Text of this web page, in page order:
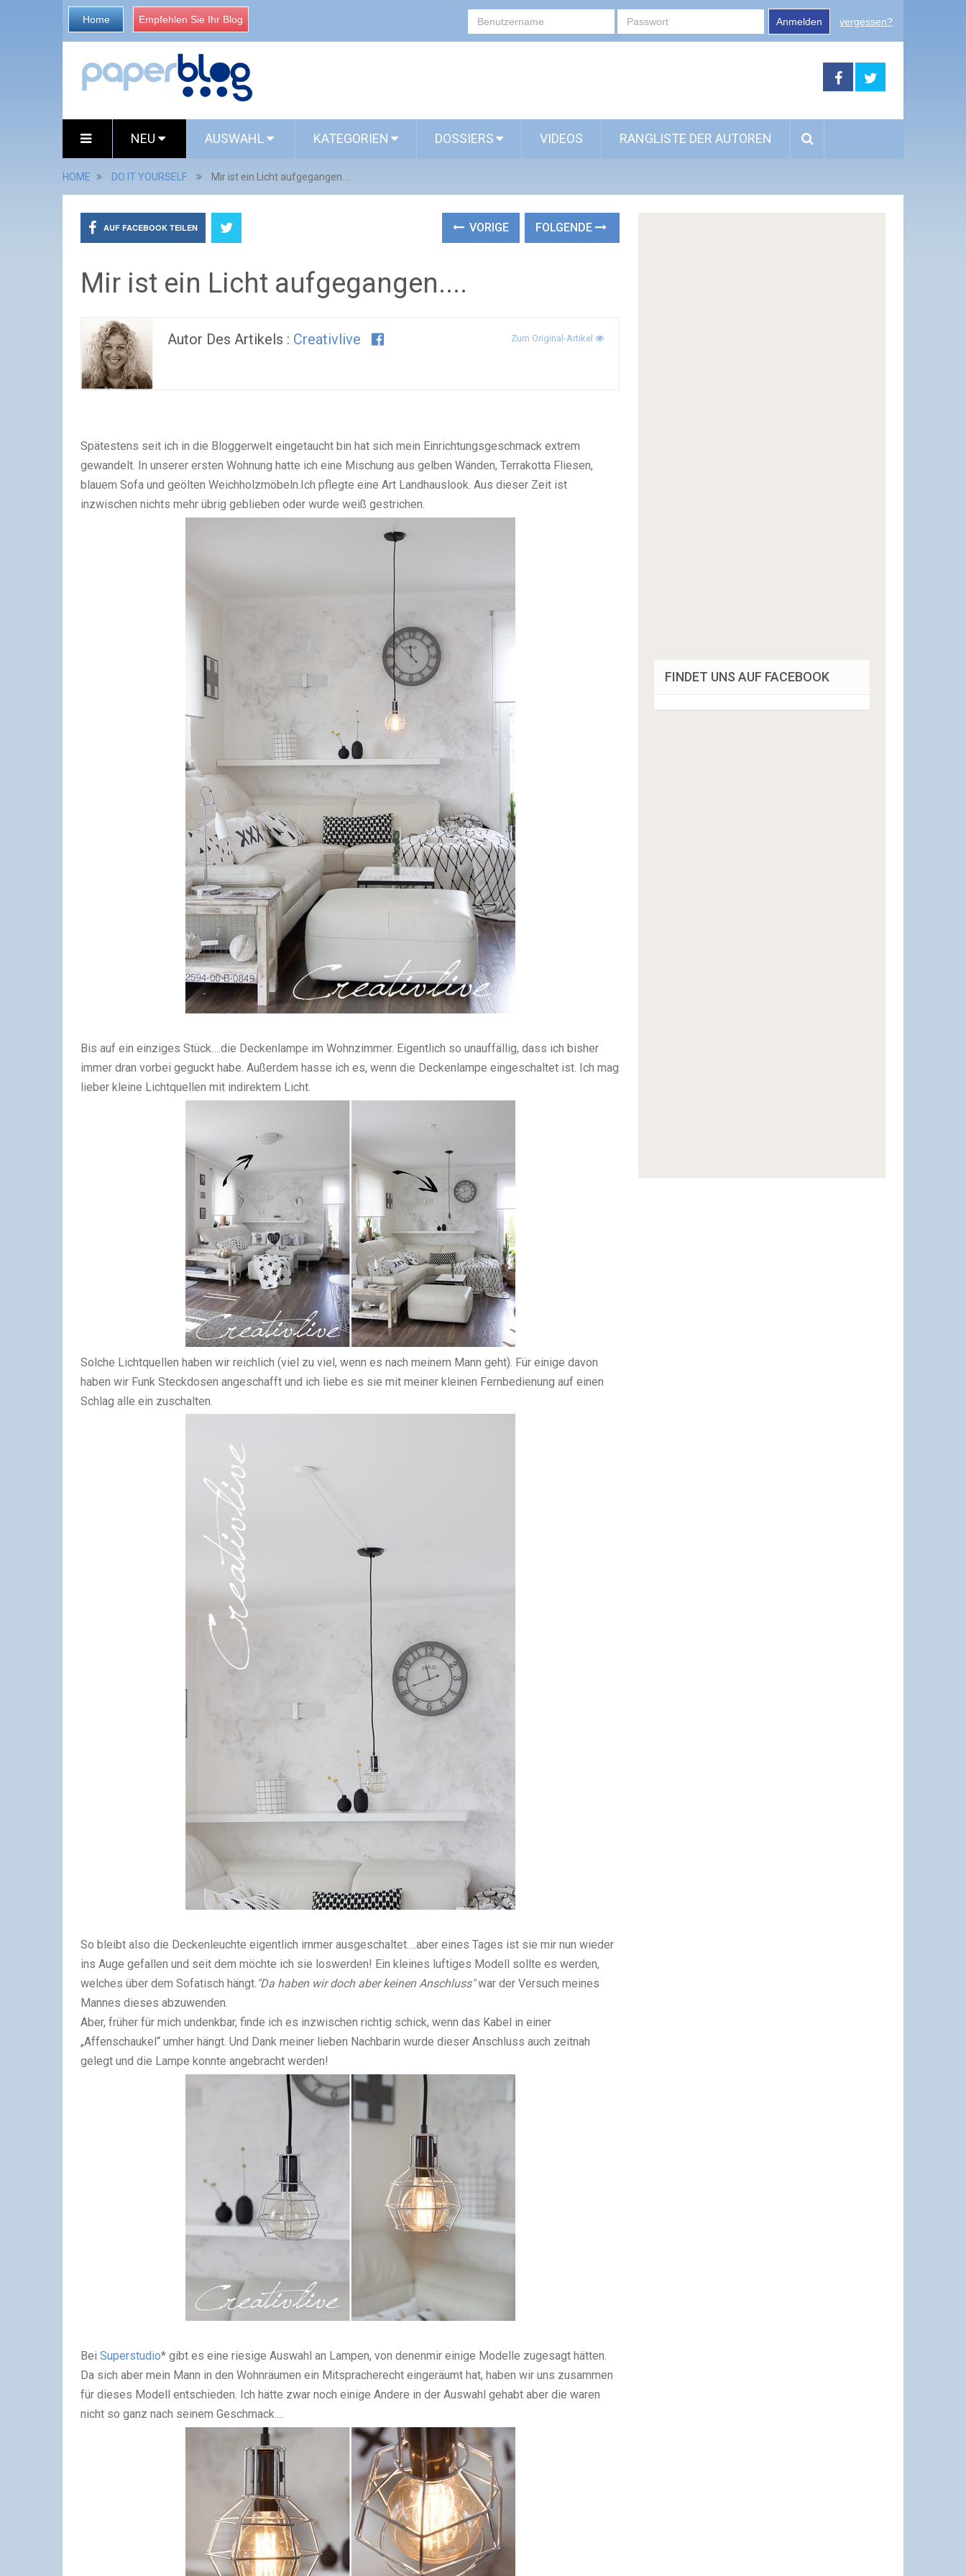
Home Empfehlen Sie Ihr Blog Anmelden vergessen?
NEU AUSWAHL KATEGORIEN DOSSIERS VIDEOS RANGLISTE DER AUTOREN
HOME DO IT YOURSELF Mir ist ein Licht aufgegangen....
AUF FACEBOOK TEILEN VORIGE FOLGENDE
Mir ist ein Licht aufgegangen....
Autor Des Artikels : Creativlive Zum Original-Artikel
Spätestens seit ich in die Bloggerwelt eingetaucht bin hat sich mein Einrichtungsgeschmack extrem
gewandelt. In unserer ersten Wohnung hatte ich eine Mischung aus gelben Wänden, Terrakotta Fliesen,
blauem Sofa und geölten Weichholzmöbeln.Ich pflegte eine Art Landhauslook. Aus dieser Zeit ist
inzwischen nichts mehr übrig geblieben oder wurde weiß gestrichen.
Bis auf ein einziges Stück….die Deckenlampe im Wohnzimmer. Eigentlich so unauffällig, dass ich bisher
immer dran vorbei geguckt habe. Außerdem hasse ich es, wenn die Deckenlampe eingeschaltet ist. Ich mag
lieber kleine Lichtquellen mit indirektem Licht.
Solche Lichtquellen haben wir reichlich (viel zu viel, wenn es nach meinem Mann geht). Für einige davon
haben wir Funk Steckdosen angeschafft und ich liebe es sie mit meiner kleinen Fernbedienung auf einen
Schlag alle ein zuschalten.
So bleibt also die Deckenleuchte eigentlich immer ausgeschaltet….aber eines Tages ist sie mir nun wieder
ins Auge gefallen und seit dem möchte ich sie loswerden! Ein kleines luftiges Modell sollte es werden,
welches über dem Sofatisch hängt. "Da haben wir doch aber keinen Anschluss"war der Versuch meines
Mannes dieses abzuwenden.
Aber, früher für mich undenkbar, finde ich es inzwischen richtig schick, wenn das Kabel in einer
„Affenschaukel“ umher hängt. Und Dank meiner lieben Nachbarin wurde dieser Anschluss auch zeitnah
gelegt und die Lampe konnte angebracht werden!
Bei Superstudio* gibt es eine riesige Auswahl an Lampen, von denenmir einige Modelle zugesagt hätten.
Da sich aber mein Mann in den Wohnräumen ein Mitspracherecht eingeräumt hat, haben wir uns zusammen
für dieses Modell entschieden. Ich hätte zwar noch einige Andere in der Auswahl gehabt aber die waren
nicht so ganz nach seinem Geschmack....
FINDET UNS AUF FACEBOOK